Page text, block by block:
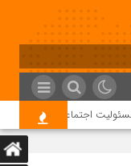
اجتماعی دماوند انرژی